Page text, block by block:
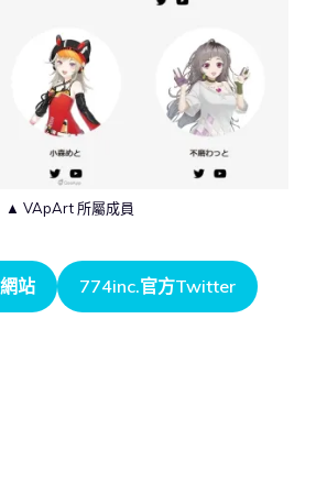
▲ VApArt 所屬成員
站 774inc.官方Twitter